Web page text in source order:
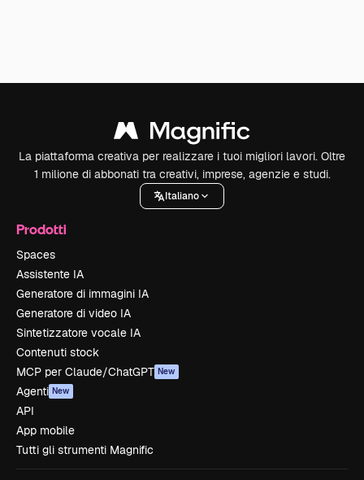
La piattaforma creativa per realizzare i tuoi migliori lavori. Oltre
1 milione di abbonati tra creativi, imprese, agenzie e studi.
Italiano
Prodotti
Spaces
Assistente IA
Generatore di immagini IA
Generatore di video IA
Sintetizzatore vocale IA
Contenuti stock
MCP per Claude/ChatGPT New
Agenti New
API
App mobile
Tutti gli strumenti Magnific